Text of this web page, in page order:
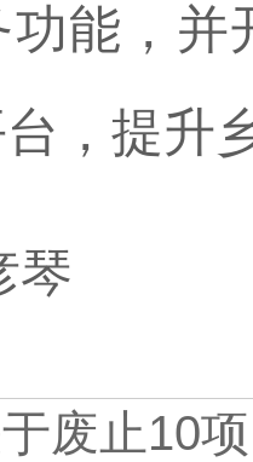
功能，
，提升
琴
废止10